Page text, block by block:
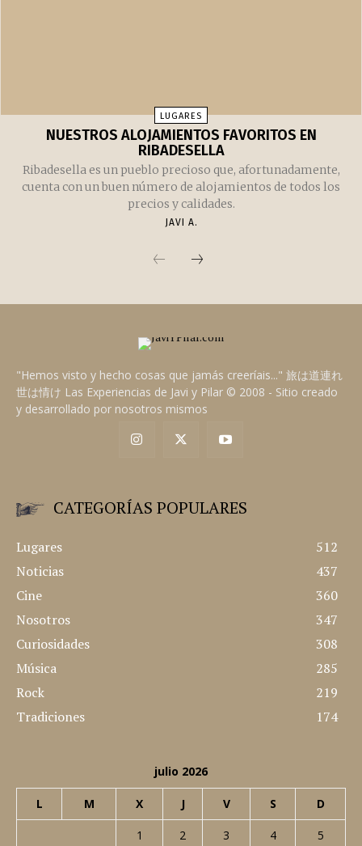
LUGARES
NUESTROS ALOJAMIENTOS FAVORITOS EN
RIBADESELLA
Ribadesella es un pueblo precioso que, afortunadamente,
cuenta con un buen número de alojamientos de todos los
precios y calidades.
JAVI A.
"Hemos visto y hecho cosas que jamás creeríais..." 旅は道連れ
世は情け Las Experiencias de Javi y Pilar © 2008 - Sitio creado
y desarrollado por nosotros mismos
CATEGORÍAS POPULARES
Lugares
512
Noticias
437
Cine
360
Nosotros
347
Curiosidades
308
Música
285
Rock
219
Tradiciones
174
julio 2026
L M X J V S D
1 2 3 4 5